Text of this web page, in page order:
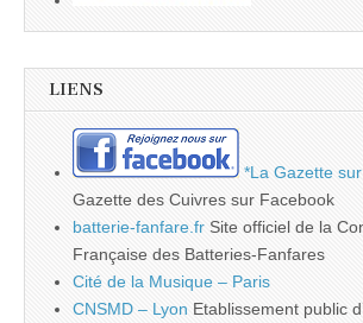
LIENS
*La Gazette
Gazette des Cuivres sur Facebook
batterie-fanfare.fr Site officiel de la
Française des Batteries-Fanfares
Cité de la Musique – Paris
CNSMD – Lyon Etablissement public